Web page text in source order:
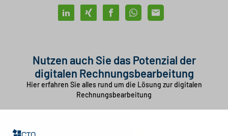
Nutzen auch Sie das Potenzial der
digitalen Rechnungsbearbeitung
Hier erfahren Sie alles rund um die Lösung zur digitalen
Rechnungsbearbeitung